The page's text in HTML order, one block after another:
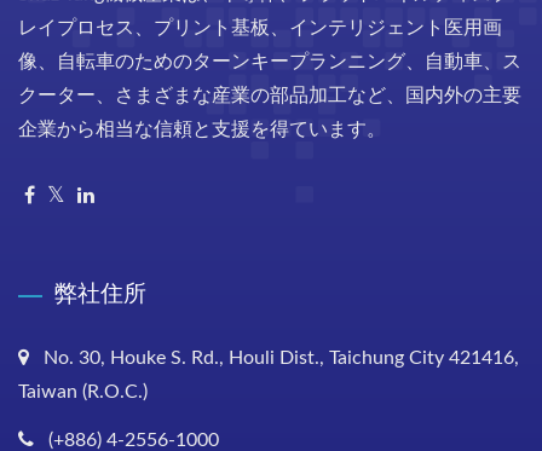
レイプロセス、プリント基板、インテリジェント医用画
像、自転車のためのターンキープランニング、自動車、ス
クーター、さまざまな産業の部品加工など、国内外の主要
企業から相当な信頼と支援を得ています。
弊社住所
No. 30, Houke S. Rd., Houli Dist., Taichung City 421416,
Taiwan (R.O.C.)
(+886) 4-2556-1000